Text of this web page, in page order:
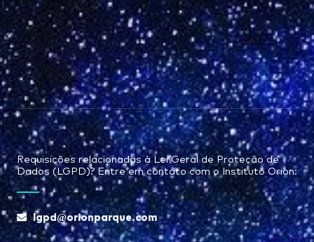
Requisições relacionadas à Lei Geral de Proteção de
Dados (LGPD)? Entre em contato com o Instituto Orion:
lgpd@orionparque.com